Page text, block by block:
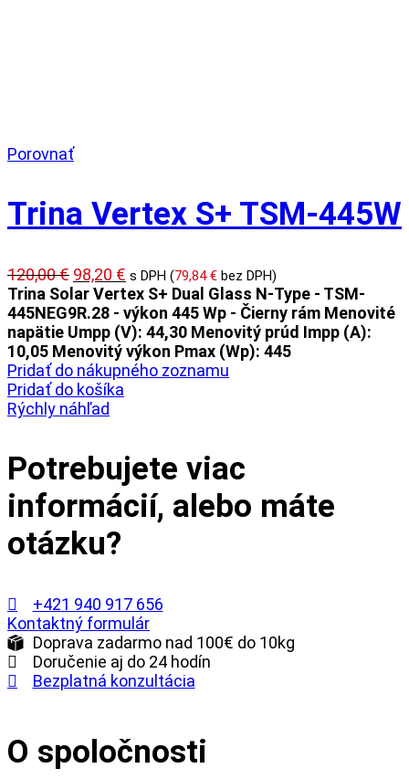
Porovnať
Trina Vertex S+ TSM-445W
120,00€ Pôvodná
cena
bola:
120,00 €.
98,20 € Aktuálna
cena
je:
98,20 €.
s DPH (79,84€ bez DPH)
Trina Solar Vertex S+ Dual Glass N-Type - TSM-
445NEG9R.28 - výkon 445 Wp - Čierny rám Menovité
napätie Umpp (V): 44,30 Menovitý prúd Impp (A):
10,05 Menovitý výkon Pmax (Wp): 445
Pridať do nákupného zoznamu
Pridať do košíka
Rýchly náhľad
Potrebujete viac
informácií, alebo máte
otázku?
+421 940 917 656
Kontaktný formulár
Doprava zadarmo nad 100€ do 10kg
Doručenie aj do 24 hodín
Bezplatná konzultácia
O spoločnosti